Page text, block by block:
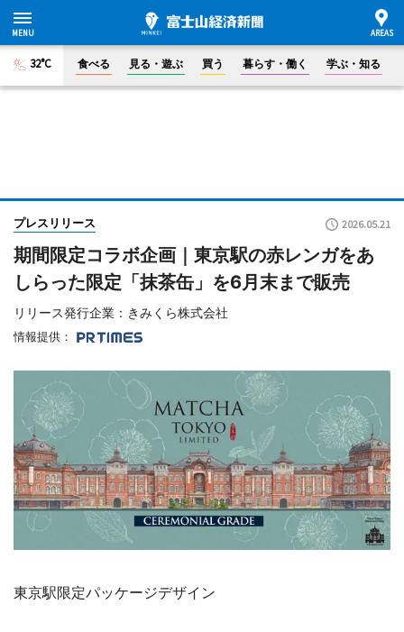
32°C 食べる 見る・遊ぶ 買う 暮らす・働く 学ぶ・知る
プレスリリース 2026.05.21
期間限定コラボ企画｜東京駅の赤レンガをあ
しらった限定「抹茶缶」を6月末まで販売
リリース発行企業：きみくら株式会社
情報提供：
東京駅限定パッケージデザイン